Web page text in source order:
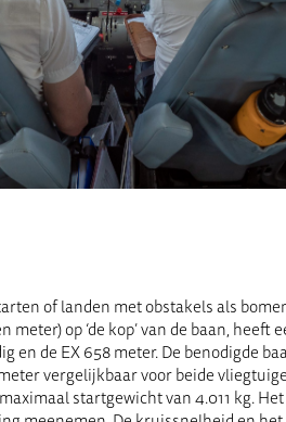
of landen met obstakels als
meter) op ‘de kop’ van de baan, heeft
en de EX 658 meter. De benodigde
vergelijkbaar voor beide
startgewicht van 4.011 kg.